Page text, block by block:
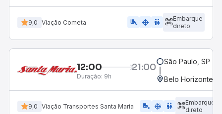
9,0 Viação Cometa airline_seat_legroom_extra ac_unit wc
Embarque
direto
12:00 21:00
Duração: 9h
São Paulo, SP -
Belo Horizonte,
9,0 Viação Transportes Santa Maria airline_seat_legroom_extra ac_unit wc
Embarque
direto